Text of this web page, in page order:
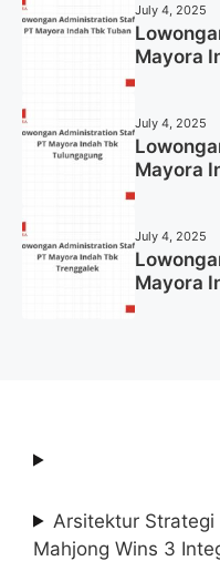
July 4, 2025
Mayora
July 4, 2025
Mayora
July 4, 2025
Mayora
Arsitektur
Mahjong Wins 3